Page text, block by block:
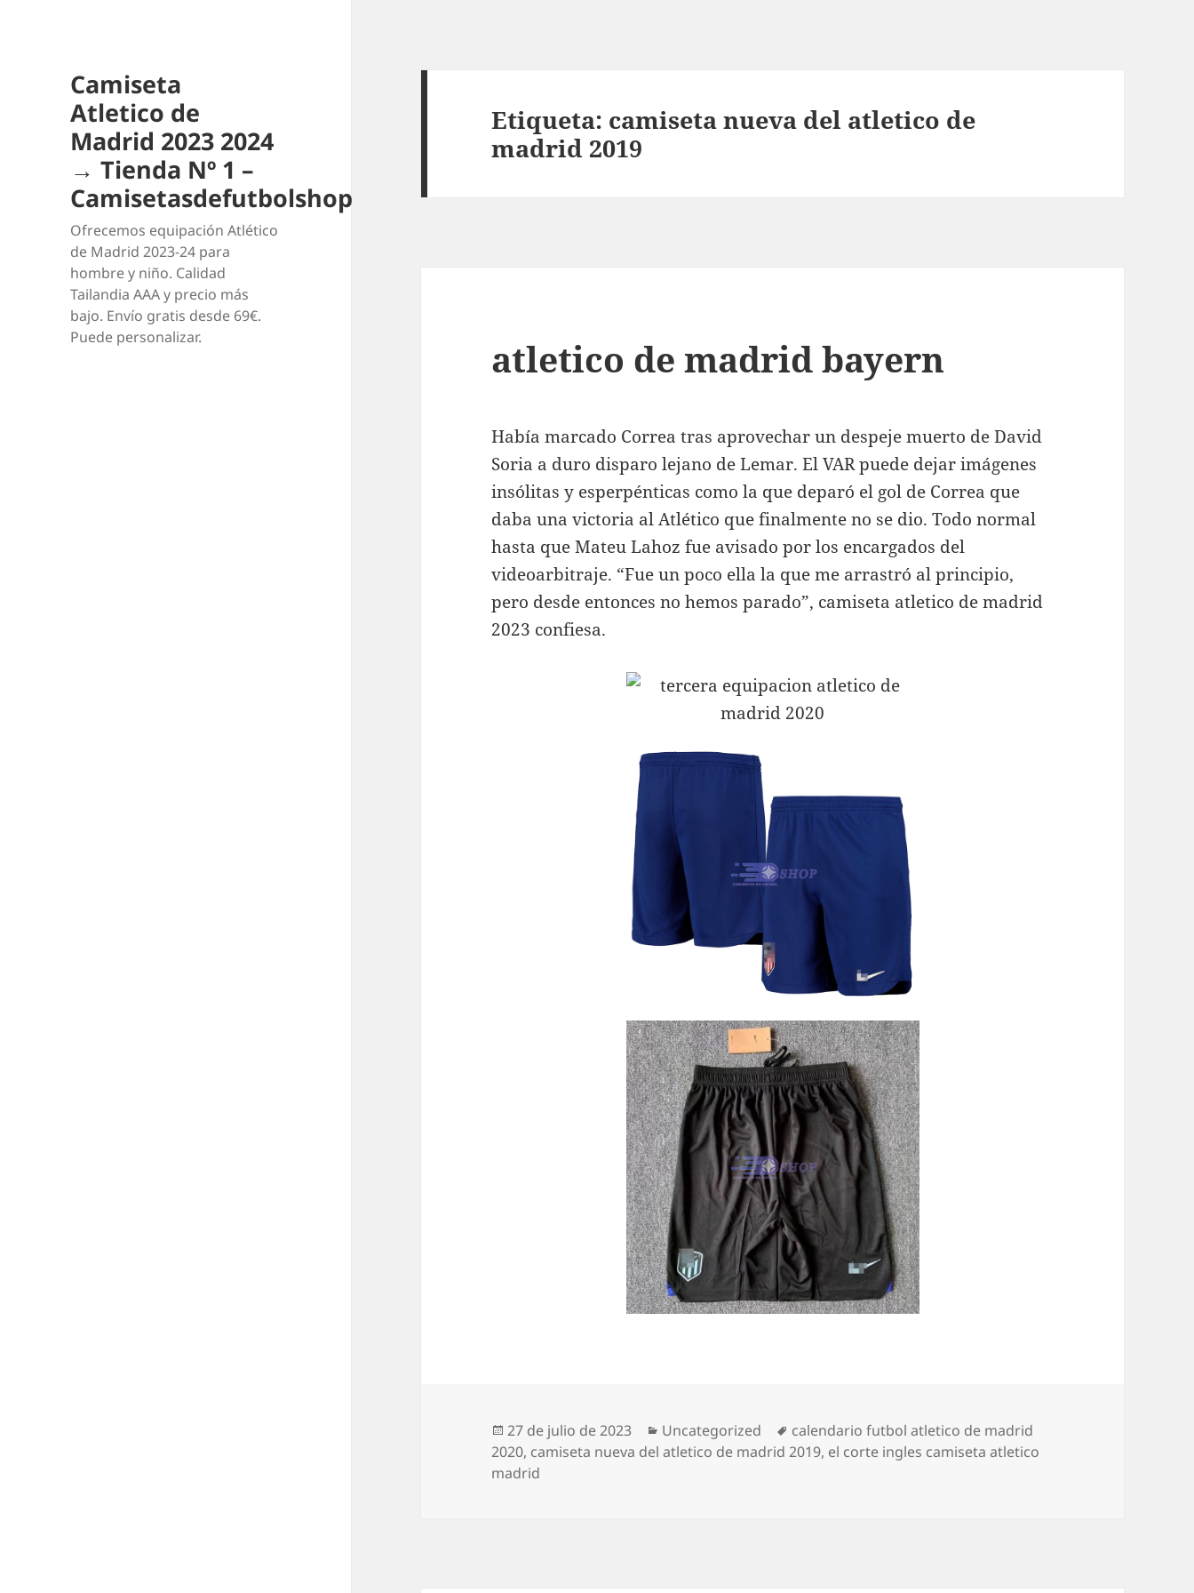
Camiseta
Atletico de
Madrid 2023 2024
→ Tienda Nº 1 –
Camisetasdefutbolshop
Ofrecemos equipación Atlético
de Madrid 2023-24 para
hombre y niño. Calidad
Tailandia AAA y precio más
bajo. Envío gratis desde 69€.
Puede personalizar.
Etiqueta: camiseta nueva del atletico de
madrid 2019
atletico de madrid bayern
Había marcado Correa tras aprovechar un despeje muerto de David
Soria a duro disparo lejano de Lemar. El VAR puede dejar imágenes
insólitas y esperpénticas como la que deparó el gol de Correa que
daba una victoria al Atlético que finalmente no se dio. Todo normal
hasta que Mateu Lahoz fue avisado por los encargados del
videoarbitraje. “Fue un poco ella la que me arrastró al principio,
pero desde entonces no hemos parado”, camiseta atletico de madrid
2023 confiesa.
Publicado
el
27 de julio de 2023 Categorías
Uncategorized Etiquetas
calendario futbol atletico de madrid
2020, camiseta nueva del atletico de madrid 2019, el corte ingles camiseta atletico
madrid